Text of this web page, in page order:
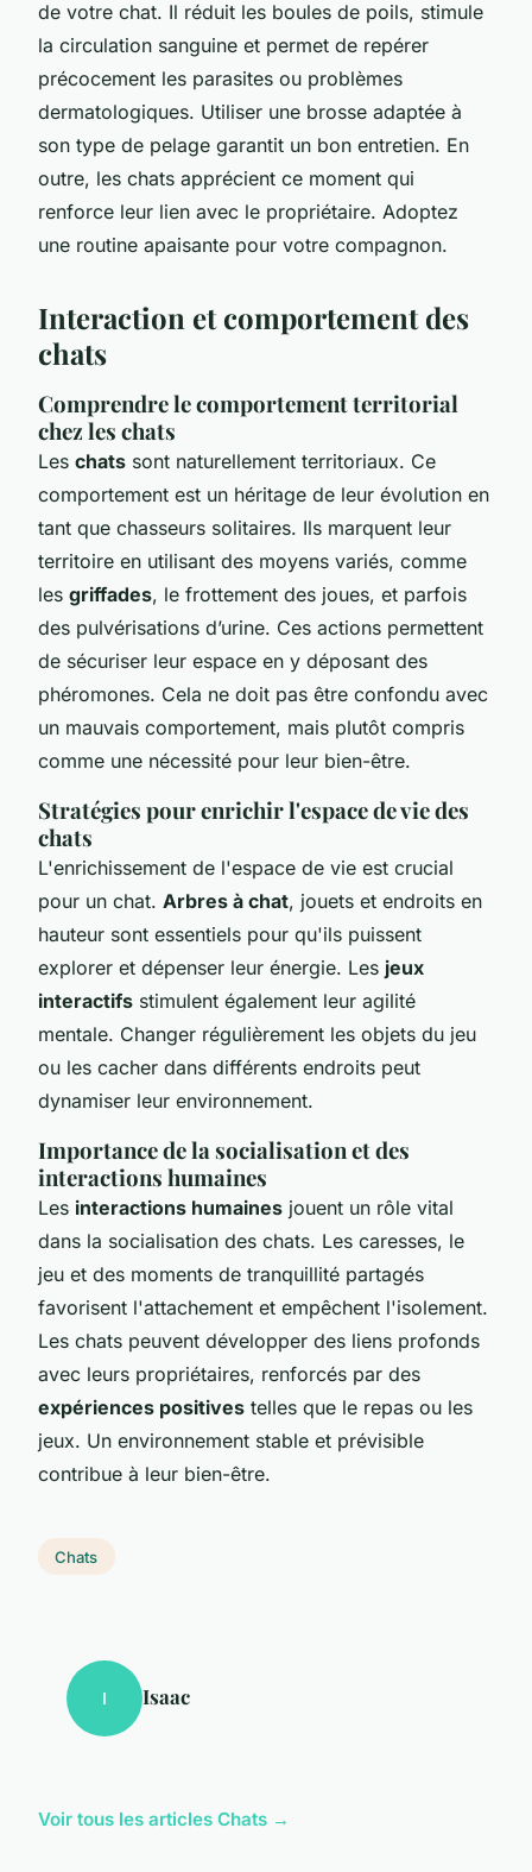
de votre chat. Il réduit les boules de poils, stimule
la circulation sanguine et permet de repérer
précocement les parasites ou problèmes
dermatologiques. Utiliser une brosse adaptée à
son type de pelage garantit un bon entretien. En
outre, les chats apprécient ce moment qui
renforce leur lien avec le propriétaire. Adoptez
une routine apaisante pour votre compagnon.
Interaction et comportement des
chats
Comprendre le comportement territorial
chez les chats
Les chats sont naturellement territoriaux. Ce
comportement est un héritage de leur évolution en
tant que chasseurs solitaires. Ils marquent leur
territoire en utilisant des moyens variés, comme
les griffades, le frottement des joues, et parfois
des pulvérisations d’urine. Ces actions permettent
de sécuriser leur espace en y déposant des
phéromones. Cela ne doit pas être confondu avec
un mauvais comportement, mais plutôt compris
comme une nécessité pour leur bien-être.
Stratégies pour enrichir l'espace de vie des
chats
L'enrichissement de l'espace de vie est crucial
pour un chat. Arbres à chat, jouets et endroits en
hauteur sont essentiels pour qu'ils puissent
explorer et dépenser leur énergie. Les jeux
interactifs stimulent également leur agilité
mentale. Changer régulièrement les objets du jeu
ou les cacher dans différents endroits peut
dynamiser leur environnement.
Importance de la socialisation et des
interactions humaines
Les interactions humaines jouent un rôle vital
dans la socialisation des chats. Les caresses, le
jeu et des moments de tranquillité partagés
favorisent l'attachement et empêchent l'isolement.
Les chats peuvent développer des liens profonds
avec leurs propriétaires, renforcés par des
expériences positives telles que le repas ou les
jeux. Un environnement stable et prévisible
contribue à leur bien-être.
Chats
I Isaac
Voir tous les articles Chats →